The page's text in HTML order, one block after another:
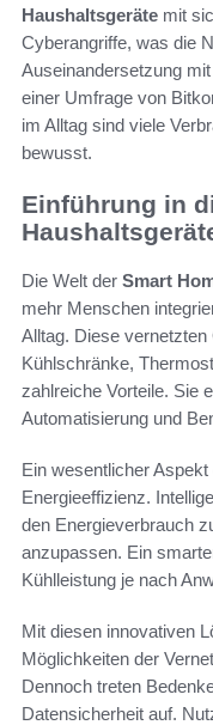
Haushaltsgeräte mit
Cyberangriffe, was die
Auseinandersetzung
einer Umfrage von
im Alltag sind viele
bewusst.
Einführung in
Die Welt der Smart
mehr Menschen
Alltag. Diese
Kühlschränke,
zahlreiche Vorteile. Sie
Automatisierung und
Ein wesentlicher
Energieeffizienz.
den Energieverbrauch
anzupassen. Ein
Kühlleistung je nach
Mit diesen innovativen
Möglichkeiten der
Dennoch treten
Datensicherheit auf.